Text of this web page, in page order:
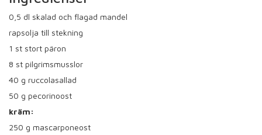
0,5 dl skalad och flagad mandel
rapsolja till stekning
1 st stort päron
8 st pilgrimsmusslor
40 g ruccolasallad
50 g pecorinoost
kräm:
250 g mascarponeost